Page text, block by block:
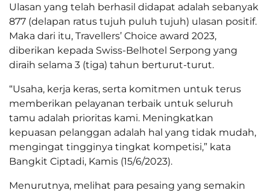
Ulasan yang telah berhasil didapat adalah sebanyak
877 (delapan ratus tujuh puluh tujuh) ulasan positif.
Maka dari itu, Travellers’ Choice award 2023,
diberikan kepada Swiss-Belhotel Serpong yang
diraih selama 3 (tiga) tahun berturut-turut.
“Usaha, kerja keras, serta komitmen untuk terus
memberikan pelayanan terbaik untuk seluruh
tamu adalah prioritas kami. Meningkatkan
kepuasan pelanggan adalah hal yang tidak mudah,
mengingat tingginya tingkat kompetisi,” kata
Bangkit Ciptadi, Kamis (15/6/2023).
Menurutnya, melihat para pesaing yang semakin